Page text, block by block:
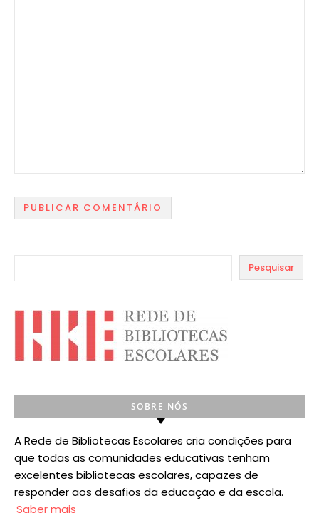
Pesquisar
SOBRE NÓS
A Rede de Bibliotecas Escolares cria condições para
que todas as comunidades educativas tenham
excelentes bibliotecas escolares, capazes de
responder aos desafios da educação e da escola.
Saber mais